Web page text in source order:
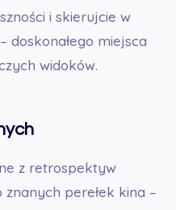
i skierujcie w
doskonałego miejsca
widoków.
z retrospektyw
perełek kina –